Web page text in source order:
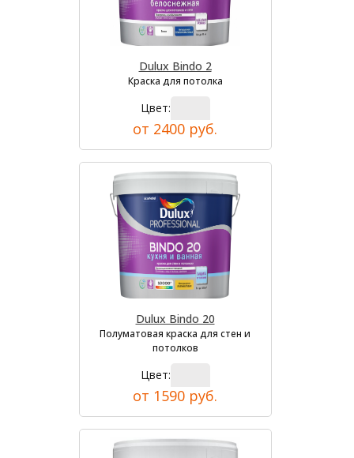
Dulux Bindo 2
Краска для потолка
Цвет:
от 2400 руб.
Dulux Bindo 20
Полуматовая краска для стен и
потолков
Цвет:
от 1590 руб.